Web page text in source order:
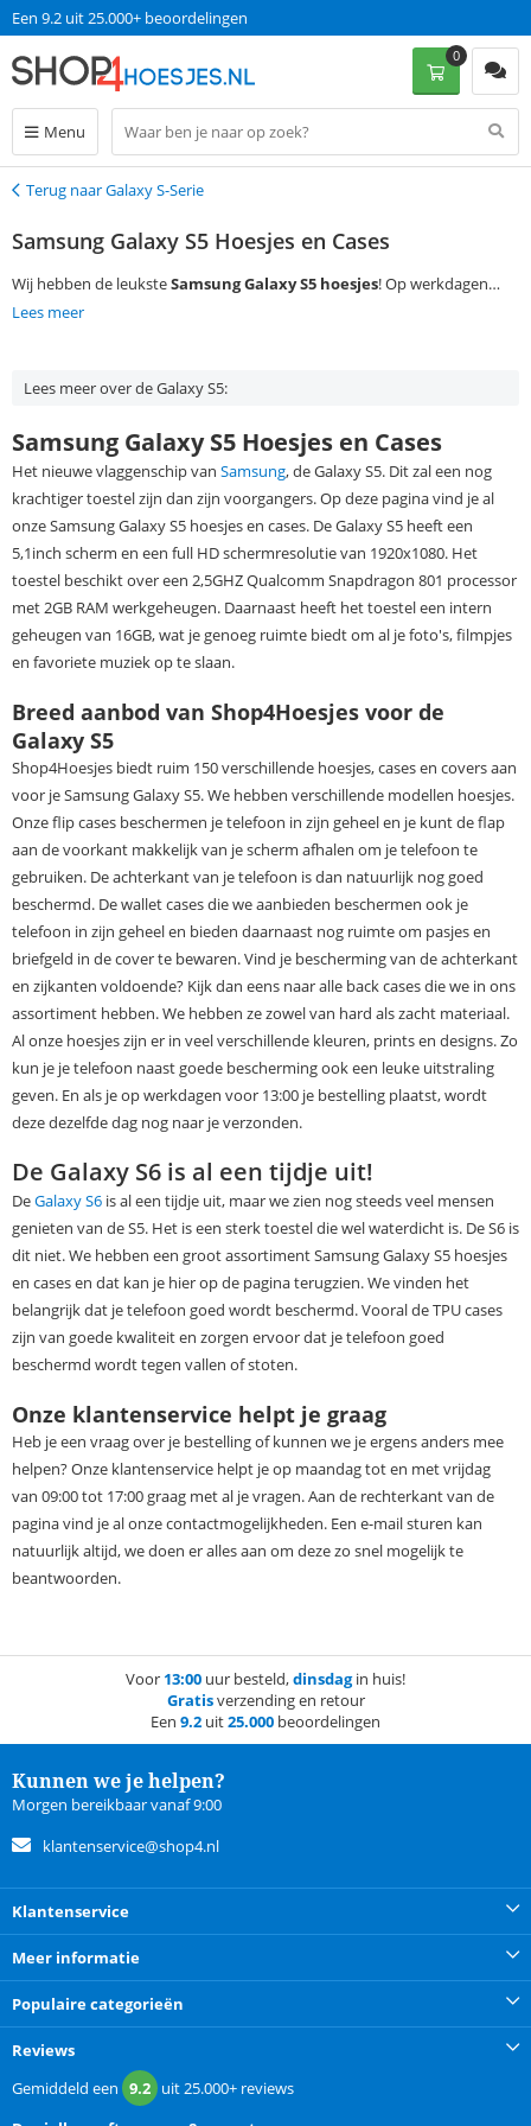
Een 9.2 uit 25.000+ beoordelingen
Menu
0
Terug
Terug naar Galaxy S-Serie
Samsung Galaxy S5 Hoesjes en Cases
Wij hebben de leuksteSamsung Galaxy S5 hoesjes! Op werkdagen
voor 13:00 besteld is morgen in huis met gratis verzending!
Lees meer
Lees meer over de Galaxy S5:
Samsung Galaxy S5 Hoesjes en Cases
Het nieuwe vlaggenschip van Samsung, de Galaxy S5. Dit zal een nog
krachtiger toestel zijn dan zijn voorgangers. Op deze pagina vind je al
onze Samsung Galaxy S5 hoesjes en cases. De Galaxy S5 heeft een
5,1inch scherm en een full HD schermresolutie van 1920x1080. Het
toestel beschikt over een 2,5GHZ Qualcomm Snapdragon 801 processor
met 2GB RAM werkgeheugen. Daarnaast heeft het toestel een intern
geheugen van 16GB, wat je genoeg ruimte biedt om al je foto's, filmpjes
en favoriete muziek op te slaan.
Breed aanbod van Shop4Hoesjes voor de
Galaxy S5
Shop4Hoesjes biedt ruim 150 verschillende hoesjes, cases en covers aan
voor je Samsung Galaxy S5. We hebben verschillende modellen hoesjes.
Onze flip cases beschermen je telefoon in zijn geheel en je kunt de flap
aan de voorkant makkelijk van je scherm afhalen om je telefoon te
gebruiken. De achterkant van je telefoon is dan natuurlijk nog goed
beschermd. De wallet cases die we aanbieden beschermen ook je
telefoon in zijn geheel en bieden daarnaast nog ruimte om pasjes en
briefgeld in de cover te bewaren. Vind je bescherming van de achterkant
en zijkanten voldoende? Kijk dan eens naar alle back cases die we in ons
assortiment hebben. We hebben ze zowel van hard als zacht materiaal.
Al onze hoesjes zijn er in veel verschillende kleuren, prints en designs. Zo
kun je je telefoon naast goede bescherming ook een leuke uitstraling
geven. En als je op werkdagen voor 13:00 je bestelling plaatst, wordt
deze dezelfde dag nog naar je verzonden.
De Galaxy S6 is al een tijdje uit!
DeGalaxy S6 is al een tijdje uit, maar we zien nog steeds veel mensen
genieten van de S5. Het is een sterk toestel die wel waterdicht is. De S6 is
dit niet. We hebben een groot assortiment Samsung Galaxy S5 hoesjes
en cases en dat kan je hier op de pagina terugzien. We vinden het
belangrijk dat je telefoon goed wordt beschermd. Vooral de TPU cases
zijn van goede kwaliteit en zorgen ervoor dat je telefoon goed
beschermd wordt tegen vallen of stoten.
Onze klantenservice helpt je graag
Heb je een vraag over je bestelling of kunnen we je ergens anders mee
helpen? Onze klantenservice helpt je op maandag tot en met vrijdag
van 09:00 tot 17:00 graag met al je vragen. Aan de rechterkant van de
pagina vind je al onze contactmogelijkheden. Een e-mail sturen kan
natuurlijk altijd, we doen er alles aan om deze zo snel mogelijk te
beantwoorden.
Voor 13:00 uur besteld,dinsdagin huis!
Gratisverzending en retour
Een 9.2 uit25.000 beoordelingen
Kunnen we je helpen?
Morgen bereikbaar vanaf 9:00
klantenservice@shop4.nl
Klantenservice
Meer informatie
Populaire categorieën
Reviews
Gemiddeld een 9.2 uit25.000+ reviews